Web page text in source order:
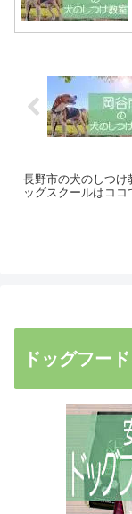
長野市の犬のしつけ
ッグスクールはココ
ドッグフー